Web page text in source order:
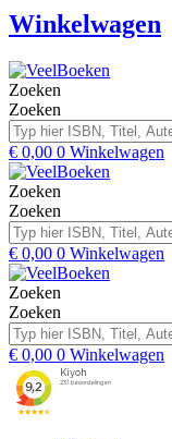
Winkelwagen
Zoeken
Zoeken
€ 0,00 0 Winkelwagen
Zoeken
Zoeken
€ 0,00 0 Winkelwagen
Zoeken
Zoeken
€ 0,00 0 Winkelwagen